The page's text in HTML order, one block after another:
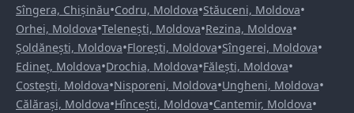
Sîngera, Chișinău•Codru, Moldova•Stăuceni, Moldova•
Orhei, Moldova•Telenești, Moldova•Rezina, Moldova•
Șoldănești, Moldova•Florești, Moldova•Sîngerei, Moldova•
Edineț, Moldova•Drochia, Moldova•Fălești, Moldova•
Costești, Moldova•Nisporeni, Moldova•Ungheni, Moldova•
Călărași, Moldova•Hîncești, Moldova•Cantemir, Moldova•